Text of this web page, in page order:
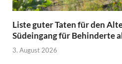
Liste guter Taten für den
Südeingang für Behinderte
3. August 2026